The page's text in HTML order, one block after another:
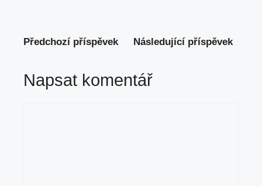
Předchozí příspěvek Následující příspěvek
Napsat komentář